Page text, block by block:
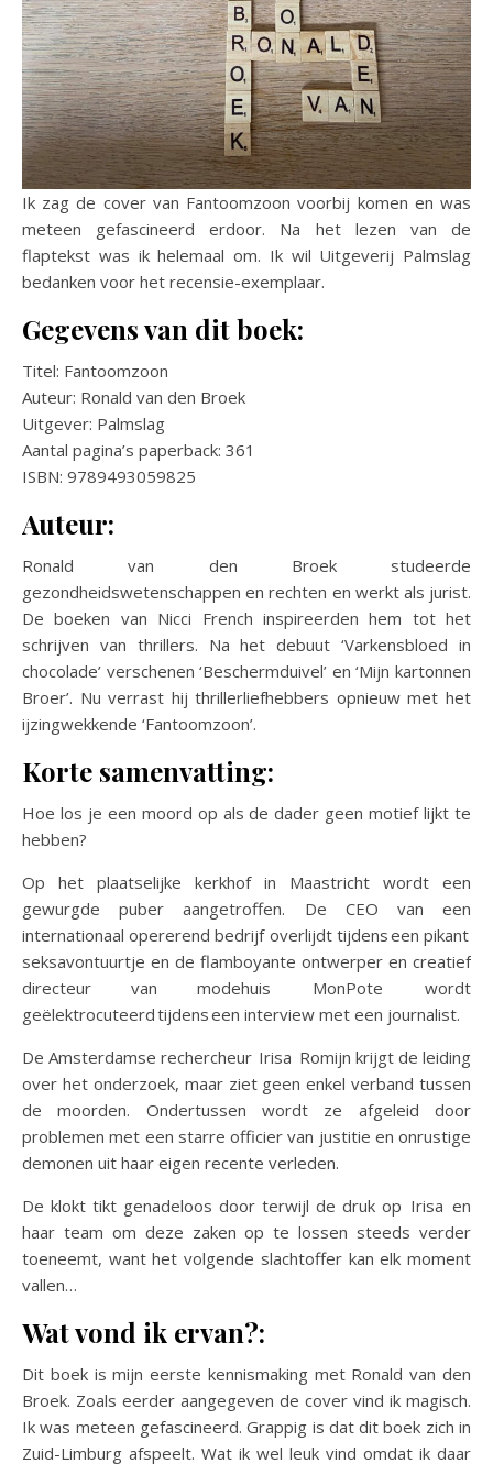
Ik zag de cover van Fantoomzoon voorbij komen en was
meteen gefascineerd erdoor. Na het lezen van de
flaptekst was ik helemaal om. Ik wil Uitgeverij Palmslag
bedanken voor het recensie-exemplaar.
Gegevens van dit boek:
Titel: Fantoomzoon
Auteur: Ronald van den Broek
Uitgever: Palmslag
Aantal pagina’s paperback: 361
ISBN: 9789493059825
Auteur:
Ronald van den Broek studeerde
gezondheidswetenschappen en rechten en werkt als jurist.
De boeken van Nicci French inspireerden hem tot het
schrijven van thrillers. Na het debuut ‘Varkensbloed in
chocolade’ verschenen ‘Beschermduivel’ en ‘Mijn kartonnen
Broer’. Nu verrast hij thrillerliefhebbers opnieuw met het
ijzingwekkende ‘Fantoomzoon’.
Korte samenvatting:
Hoe los je een moord op als de dader geen motief lijkt te
hebben?
Op het plaatselijke kerkhof in Maastricht wordt een
gewurgde puber aangetroffen. De CEO van een
internationaal opererend bedrijf overlijdt tijdens een pikant
seksavontuurtje en de flamboyante ontwerper en creatief
directeur van modehuis MonPote wordt
geëlektrocuteerd tijdens een interview met een journalist.
De Amsterdamse rechercheur Irisa Romijn krijgt de leiding
over het onderzoek, maar ziet geen enkel verband tussen
de moorden. Ondertussen wordt ze afgeleid door
problemen met een starre officier van justitie en onrustige
demonen uit haar eigen recente verleden.
De klokt tikt genadeloos door terwijl de druk op Irisa en
haar team om deze zaken op te lossen steeds verder
toeneemt, want het volgende slachtoffer kan elk moment
vallen…
Wat vond ik ervan?:
Dit boek is mijn eerste kennismaking met Ronald van den
Broek. Zoals eerder aangegeven de cover vind ik magisch.
Ik was meteen gefascineerd. Grappig is dat dit boek zich in
Zuid-Limburg afspeelt. Wat ik wel leuk vind omdat ik daar